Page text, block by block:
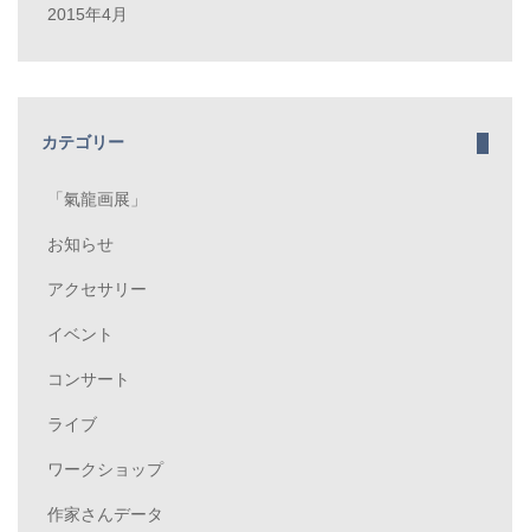
2015年4月
カテゴリー
「氣龍画展」
お知らせ
アクセサリー
イベント
コンサート
ライブ
ワークショップ
作家さんデータ